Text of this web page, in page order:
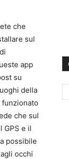
che
sul
app
su
della
che sul
GPS e il
possibile
occhi